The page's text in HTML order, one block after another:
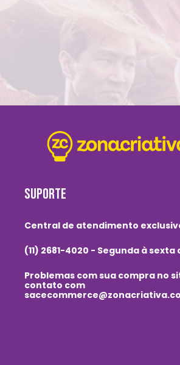
SUPORTE
Central de atendimento
(11) 2681-4020 - Segunda à sexta
Problemas com sua compra no
contato com